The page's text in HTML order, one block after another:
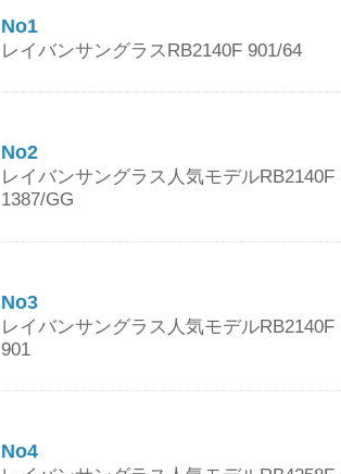
No1
レイバンサングラスRB2140F 901/64
No2
レイバンサングラス人気モデルRB2140F
1387/GG
No3
レイバンサングラス人気モデルRB2140F
901
No4